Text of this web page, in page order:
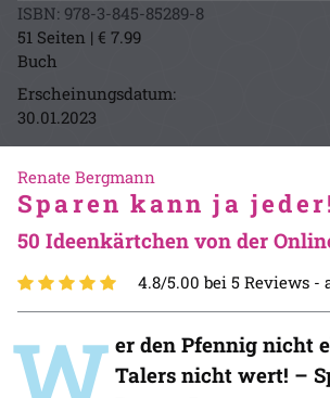
ISBN: 978-3-845-85289-8
51 Seiten | € 7.99
Buch
Erscheinungsdatum:
30.01.2023
Renate Bergmann
Sparen kann ja
50 Ideenkärtchen von der
4.8/5.00 bei 5 Reviews -
er den Pfennig nicht
Talers nicht wert! –